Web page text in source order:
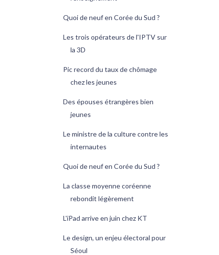
Quoi de neuf en Corée du Sud ?
Les trois opérateurs de l'IPTV sur
la 3D
Pic record du taux de chômage
chez les jeunes
Des épouses étrangères bien
jeunes
Le ministre de la culture contre les
internautes
Quoi de neuf en Corée du Sud ?
La classe moyenne coréenne
rebondit légèrement
L'iPad arrive en juin chez KT
Le design, un enjeu électoral pour
Séoul